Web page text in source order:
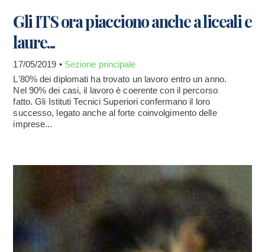
Gli ITS ora piacciono anche a liceali e
laure...
17/05/2019 • Sezione principale
L'80% dei diplomati ha trovato un lavoro entro un anno.
Nel 90% dei casi, il lavoro è coerente con il percorso
fatto. Gli Istituti Tecnici Superiori confermano il loro
successo, legato anche al forte coinvolgimento delle
imprese...